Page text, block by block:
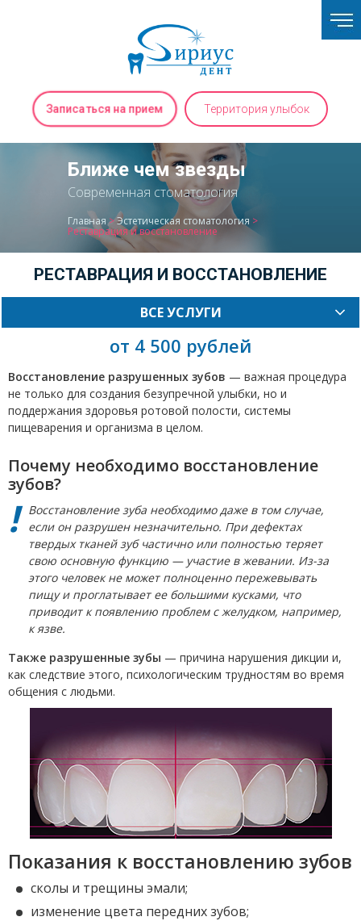
Записаться на прием Территория улыбок
Ближе чем звезды
Современная стоматология
Главная >Эстетическая стоматология >
Реставрация и восстановление
РЕСТАВРАЦИЯ И ВОССТАНОВЛЕНИЕ
ВСЕ УСЛУГИ
от 4 500 рублей
Восстановление разрушенных зубов — важная процедура
не только для создания безупречной улыбки, но и
поддержания здоровья ротовой полости, системы
пищеварения и организма в целом.
Почему необходимо восстановление
зубов?
Восстановление зуба необходимо даже в том случае,
если он разрушен незначительно. При дефектах
твердых тканей зуб частично или полностью теряет
свою основную функцию — участие в жевании. Из-за
этого человек не может полноценно пережевывать
пищу и проглатывает ее большими кусками, что
приводит к появлению проблем с желудком, например,
к язве.
Также разрушенные зубы — причина нарушения дикции и,
как следствие этого, психологическим трудностям во время
общения с людьми.
Показания к восстановлению зубов
сколы и трещины эмали;
изменение цвета передних зубов;